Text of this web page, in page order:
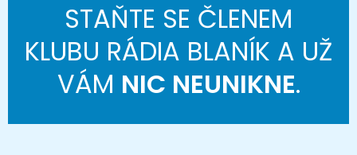
STAŇTE SE ČLENEM
KLUBU RÁDIA BLANÍK A UŽ
VÁM NIC NEUNIKNE.